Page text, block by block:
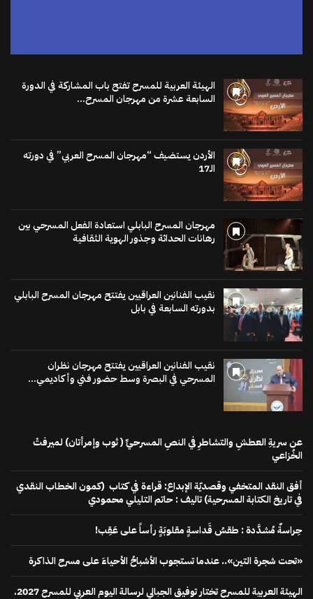
الهيئة العربية للمسرح تفتح باب المشاركة في الدورة
السابعة عشرة من مهرجان المسرح...
الأردن يستضيف “مهرجان المسرح العربي” في دورته
الـ17
مهرجان المسرح البابلي استعادة الفعل المسرحي بين
رهانات الحداثة وجذور الهوية الثقافية
نقيب الفنانين العراقيين يفتتح مهرجان المسرح البابلي
بدورته السابعة في بابل
نقيب الفنانين العراقيين يفتتح مهرجان نظران
المسرحي في البصرة وسط حضور فني وأكاديمي...
عن سريةِ العطشِ والتشاطرِ في النصِ المسرحيِّ ( ثوب وإمرأتان) لميرفتْ
الخُزاعي
أفق النقد المتخفي وقصديّة الإبداع: قراءة في كتاب (كمون الخطاب النقدي
في تاريخ الكتابة المسرحية) تاليف : حاتم التليلي محمودي
حِراسةٌ مُشدَّدة : طقسُ قَداسةٍ مقلوبَةٍ رأساً على عَقِب!
«تحت شجرة التين».. عندما تستجوب الأشباحُ الأحياءَ على مسرح الذاكرة
الهيئة العربية للمسرح تختار توفيق الجبالي لرسالة اليوم العربي للمسرح 2027.